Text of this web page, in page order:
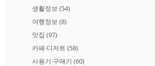
생활정보 (54)
여행정보 (8)
맛집 (97)
카페·디저트 (58)
사용기·구매기 (60)